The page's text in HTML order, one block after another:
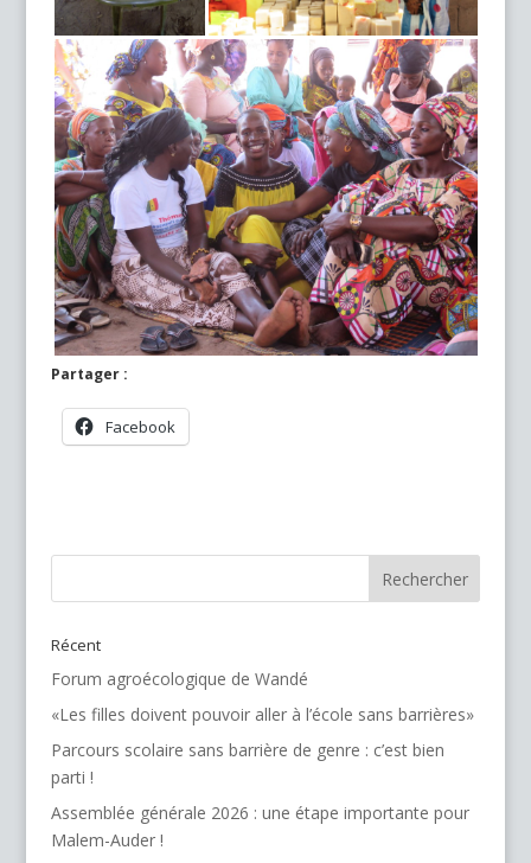
Partager :
Facebook
Récent
Forum agroécologique de Wandé
«Les filles doivent pouvoir aller à l’école sans barrières»
Parcours scolaire sans barrière de genre : c’est bien
parti !
Assemblée générale 2026 : une étape importante pour
Malem-Auder !